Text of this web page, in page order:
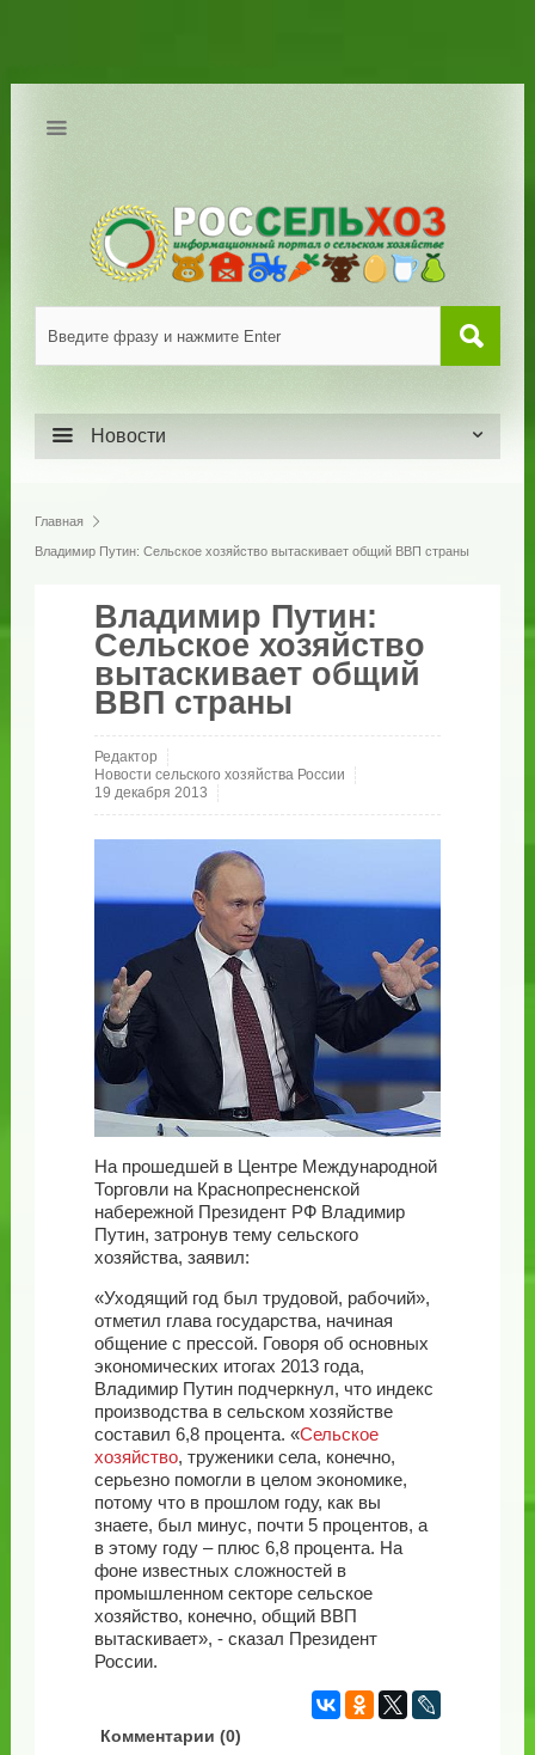
Новости
Главная
Владимир Путин: Сельское хозяйство вытаскивает общий ВВП страны
Владимир Путин:
Сельское хозяйство
вытаскивает общий
ВВП страны
Редактор
Новости сельского хозяйства России
19 декабря 2013
На прошедшей в Центре Международной
Торговли на Краснопресненской
набережной Президент РФ Владимир
Путин, затронув тему сельского
хозяйства, заявил:
«Уходящий год был трудовой, рабочий»,
отметил глава государства, начиная
общение с прессой. Говоря об основных
экономических итогах 2013 года,
Владимир Путин подчеркнул, что индекс
производства в сельском хозяйстве
составил 6,8 процента. «Сельское
хозяйство, труженики села, конечно,
серьезно помогли в целом экономике,
потому что в прошлом году, как вы
знаете, был минус, почти 5 процентов, а
в этому году – плюс 6,8 процента. На
фоне известных сложностей в
промышленном секторе сельское
хозяйство, конечно, общий ВВП
вытаскивает», - сказал Президент
России.
Комментарии (0)